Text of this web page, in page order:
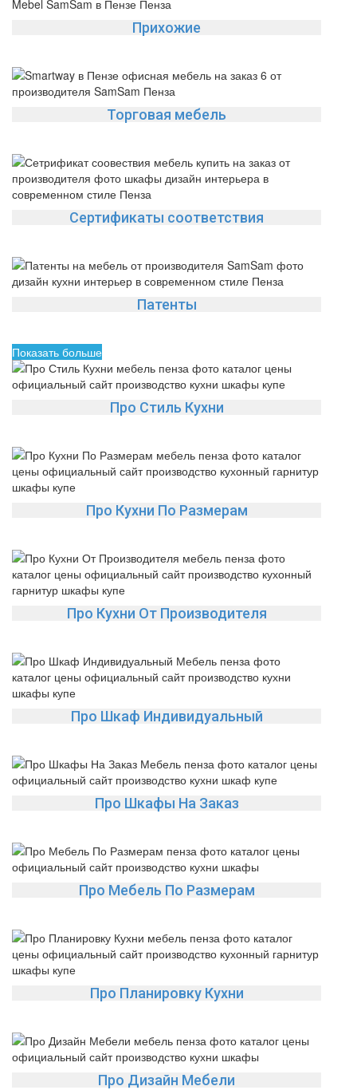
Прихожие
Торговая мебель
Сертификаты соответствия
Патенты
Показать больше
Про Стиль Кухни
Про Кухни По Размерам
Про Кухни От Производителя
Про Шкаф Индивидуальный
Про Шкафы На Заказ
Про Мебель По Размерам
Про Планировку Кухни
Про Дизайн Мебели